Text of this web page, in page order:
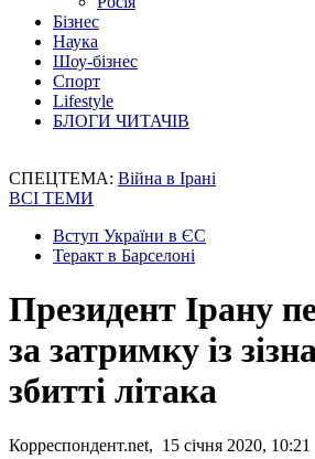
Бізнес
Наука
Шоу-бізнес
Спорт
Lifestyle
БЛОГИ ЧИТАЧІВ
СПЕЦТЕМА: Війна в Ірані
ВСІ ТЕМИ
Вступ України в ЄС
Теракт в Барселоні
Президент Ірану
за затримку із
збитті літака
Корреспондент.net, 15 січня 2020, 10:21